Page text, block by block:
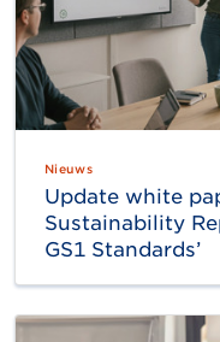
Nieuws
Update white
Sustainability
GS1 Standards’